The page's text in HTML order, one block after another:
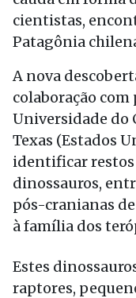
cientistas,
Patagônia
A nova
colaboração
Universidade do
Texas (Estados
identificar
dinossauros,
pós-cranianas
à família dos
Estes
raptores,